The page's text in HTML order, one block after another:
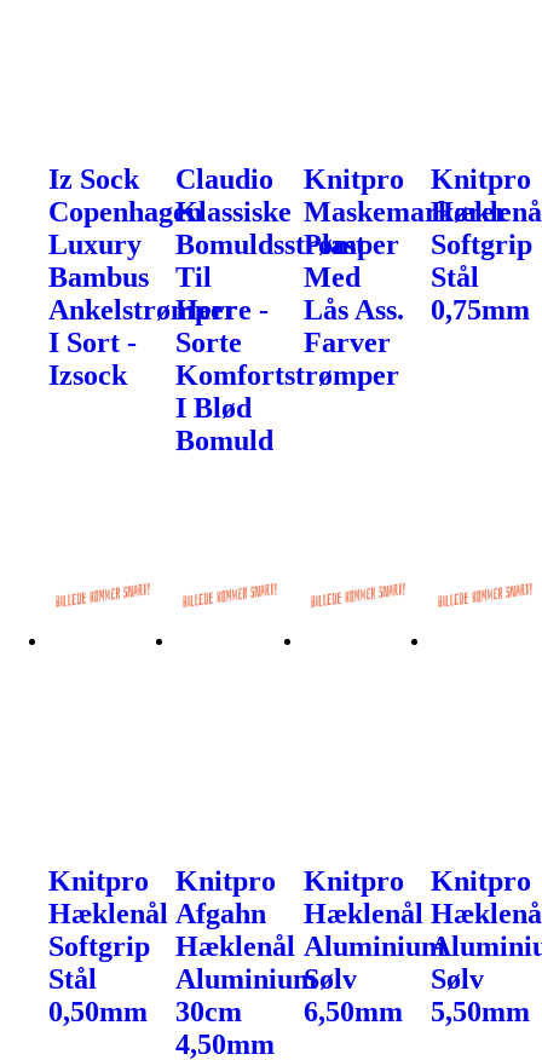
Iz Sock
Copenhagen
Luxury
Bambus
Ankelstrømper
I Sort -
Izsock
Claudio
Klassiske
Bomuldsstrømper
Til
Herre -
Sorte
Komfortstrømper
I Blød
Bomuld
Knitpro
Maskemarkører
Plast
Med
Lås Ass.
Farver
Knitpro
Softgrip
Stål
0,75mm
Knitpro
Hæklenål
Softgrip
Stål
0,50mm
Knitpro
Afgahn
Hæklenål
Aluminium
30cm
4,50mm
Knitpro
Hæklenål
Aluminium
Sølv
6,50mm
Knitpro
Sølv
5,50mm